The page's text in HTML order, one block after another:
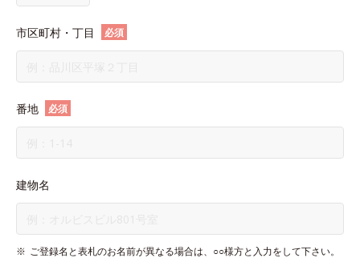
市区町村・丁目 必須
番地 必須
建物名
ご登録名と表札のお名前が異なる場合は、○○様方と入力をして下さい。